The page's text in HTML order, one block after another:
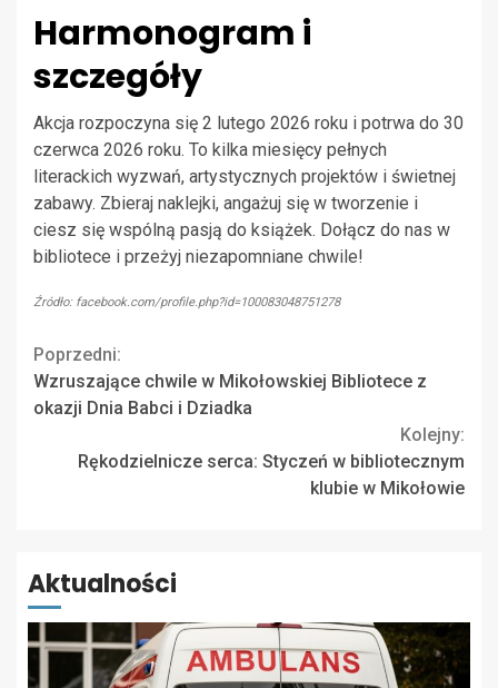
Harmonogram i
szczegóły
Akcja rozpoczyna się 2 lutego 2026 roku i potrwa do 30
czerwca 2026 roku. To kilka miesięcy pełnych
literackich wyzwań, artystycznych projektów i świetnej
zabawy. Zbieraj naklejki, angażuj się w tworzenie i
ciesz się wspólną pasją do książek. Dołącz do nas w
bibliotece i przeżyj niezapomniane chwile!
Źródło: facebook.com/profile.php?id=100083048751278
Continue
Reading
Poprzedni:
Wzruszające chwile w Mikołowskiej Bibliotece z
okazji Dnia Babci i Dziadka
Kolejny:
Rękodzielnicze serca: Styczeń w bibliotecznym
klubie w Mikołowie
Aktualności